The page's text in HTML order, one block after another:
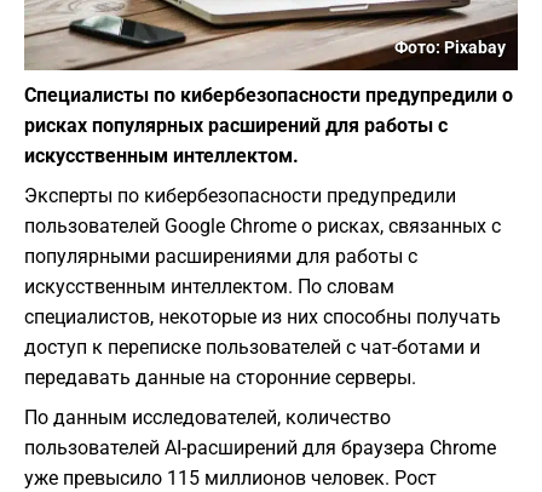
Фото: Pixabay
Специалисты по кибербезопасности предупредили о
рисках популярных расширений для работы с
искусственным интеллектом.
Эксперты по кибербезопасности предупредили
пользователей Google Chrome о рисках, связанных с
популярными расширениями для работы с
искусственным интеллектом. По словам
специалистов, некоторые из них способны получать
доступ к переписке пользователей с чат-ботами и
передавать данные на сторонние серверы.
По данным исследователей, количество
пользователей AI-расширений для браузера Chrome
уже превысило 115 миллионов человек. Рост